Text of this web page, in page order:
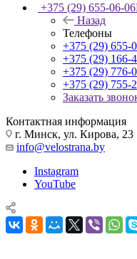
+375 (29) 655-06-06
Назад
Телефоны
+375 (29) 655-
+375 (29) 166-
+375 (29) 776-
+375 (29) 755-
Заказать
Контактная информация
г. Минск, ул. Кирова, 23
info@velostrana.by
Instagram
YouTube